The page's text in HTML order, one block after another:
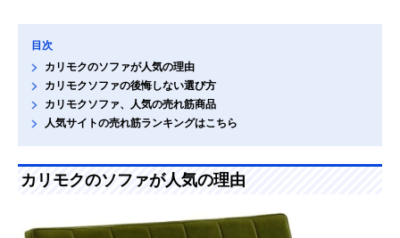
目次
カリモクのソファが人気の理由
カリモクソファの後悔しない選び方
カリモクソファ、人気の売れ筋商品
人気サイトの売れ筋ランキングはこちら
カリモクのソファが人気の理由